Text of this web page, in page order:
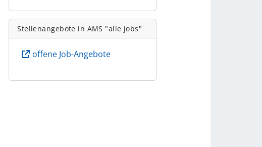
Stellenangebote in AMS "alle jobs"
offene Job-Angebote